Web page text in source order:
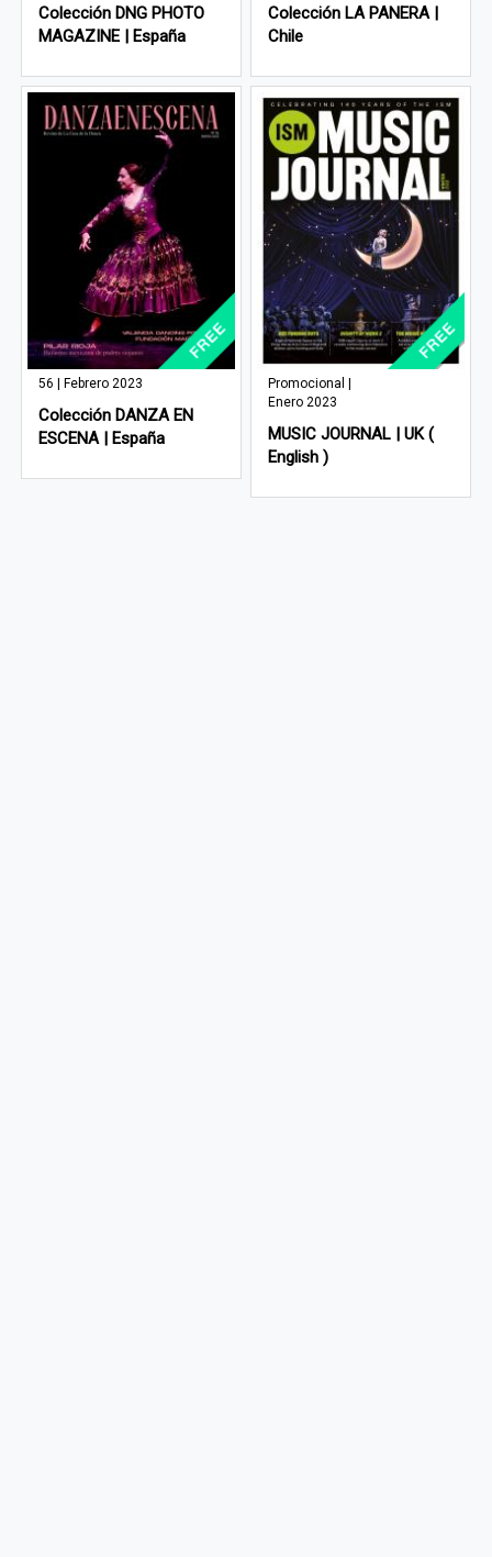
Colección DNG PHOTO
MAGAZINE | España
Colección LA PANERA |
Chile
56 | Febrero 2023
Colección DANZA EN
ESCENA | España
Promocional |
Enero 2023
MUSIC JOURNAL | UK (
English )